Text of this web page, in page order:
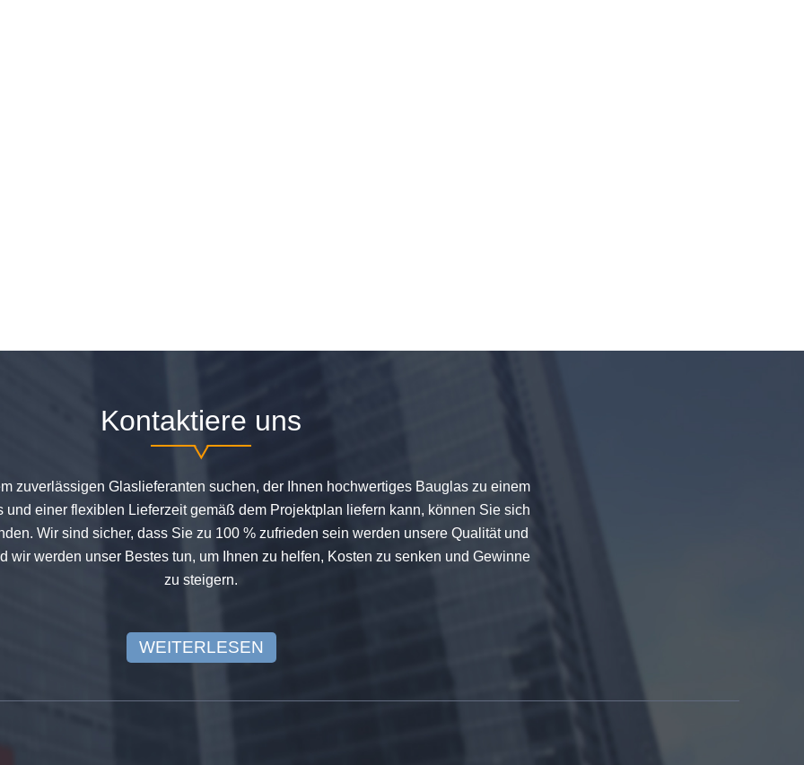
Kontaktiere uns
zuverlässigen Glaslieferanten suchen, der Ihnen hochwertiges Bauglas zu einem
und einer flexiblen Lieferzeit gemäß dem Projektplan liefern kann, können Sie sich
Wir sind sicher, dass Sie zu 100 % zufrieden sein werden unsere Qualität und
wir werden unser Bestes tun, um Ihnen zu helfen, Kosten zu senken und Gewinne
zu steigern.
WEITERLESEN